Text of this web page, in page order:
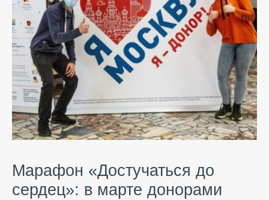
Марафон «Достучаться до
сердец»: в марте донорами